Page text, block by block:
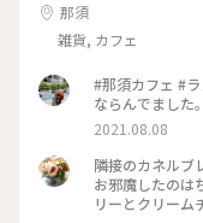
那須
雑貨, カフェ
#那須カフェ #ランチ #栃木 ドライブ
ならんでました
2021.08.08
隣接のカネルブ
お邪魔したのは
リーとクリーム